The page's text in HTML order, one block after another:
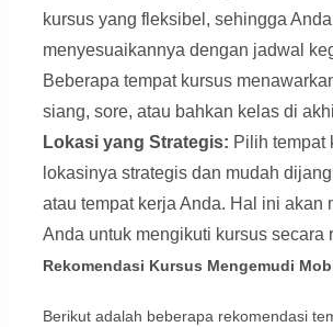
kursus yang fleksibel, sehingga
menyesuaikannya dengan jadwal
Beberapa tempat kursus
siang, sore, atau bahkan kelas di
Lokasi yang Strategis: Pilih tempat
lokasinya strategis dan mudah
atau tempat kerja Anda. Hal ini akan
Anda untuk mengikuti kursus secara
Rekomendasi Kursus Mengemudi
Berikut adalah beberapa rekomendasi